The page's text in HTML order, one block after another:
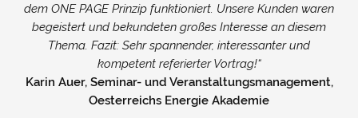
dem ONE PAGE Prinzip funktioniert. Unsere Kunden waren
begeistert und bekundeten großes Interesse an diesem
Thema. Fazit: Sehr spannender, interessanter und
kompetent referierter Vortrag!“
Karin Auer, Seminar- und Veranstaltungsmanagement,
Oesterreichs Energie Akademie